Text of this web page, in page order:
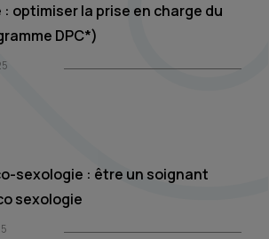
optimiser la prise en charge du
DPC*)
sexologie : être un soignant
sexologie